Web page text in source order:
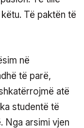
Të paktën të
në
të parë,
atë
studentë të
Nga arsimi vjen